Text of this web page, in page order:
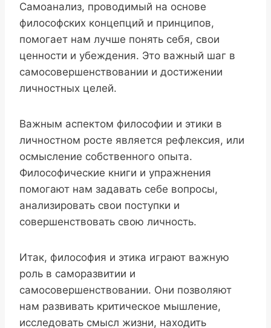
Самоанализ, проводимый на основе
философских концепций и принципов,
помогает нам лучше понять себя, свои
ценности и убеждения. Это важный шаг в
самосовершенствовании и достижении
личностных целей.
Важным аспектом философии и этики в
личностном росте является рефлексия, или
осмысление собственного опыта.
Философические книги и упражнения
помогают нам задавать себе вопросы,
анализировать свои поступки и
совершенствовать свою личность.
Итак, философия и этика играют важную
роль в саморазвитии и
самосовершенствовании. Они позволяют
нам развивать критическое мышление,
исследовать смысл жизни, находить